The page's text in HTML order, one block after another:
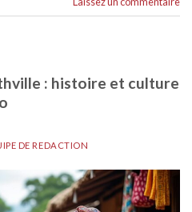
: histoire et culture
DE REDACTION